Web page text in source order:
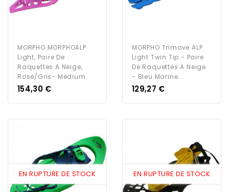
MORPHO MORPHOALP
Light, Paire De
Raquettes A Neige,
Rose/Gris- Medium
Prix
154,30 €
MORPHO Trimove ALP
Light Twin Tip - Paire
De Raquettes A Neige
- Bleu Marine...
Prix
129,27 €
EN RUPTURE DE STOCK EN RUPTURE DE STOCK